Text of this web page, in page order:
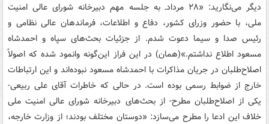
دیگر می‌نگارید: «۲۸ مردادـ به جلسه مهم دبیرخانه شورای عالی امنیت
ملی، با حضور وزرای کشور، دفاع و اطلاعات، فرماندهان عالی نظامی و
رئیس صدا و سیما دعوت شدم. از جزئیات بحث‌های سپاه و احمدشاه
مسعود اطلاع نداشتم.»(همان) در این فراز این‌گونه وانمود شده که اصولاً
اصلاح‌طلبان در جریان مذاکرات با احمدشاه مسعود نبوده‌اند و این ارتباطات
خارج از ضوابط رسمی بوده است. در حالی که خاطرات آقای علی ربیعی-
یکی از اصلاح‌طلبان مطرح- از بحث‌های دبیرخانه شورای عالی امنیت ملی
خلاف این ادعا را مطرح می‌سازد: «دوستان مختلف بودند؛ از وزارت خارجه،